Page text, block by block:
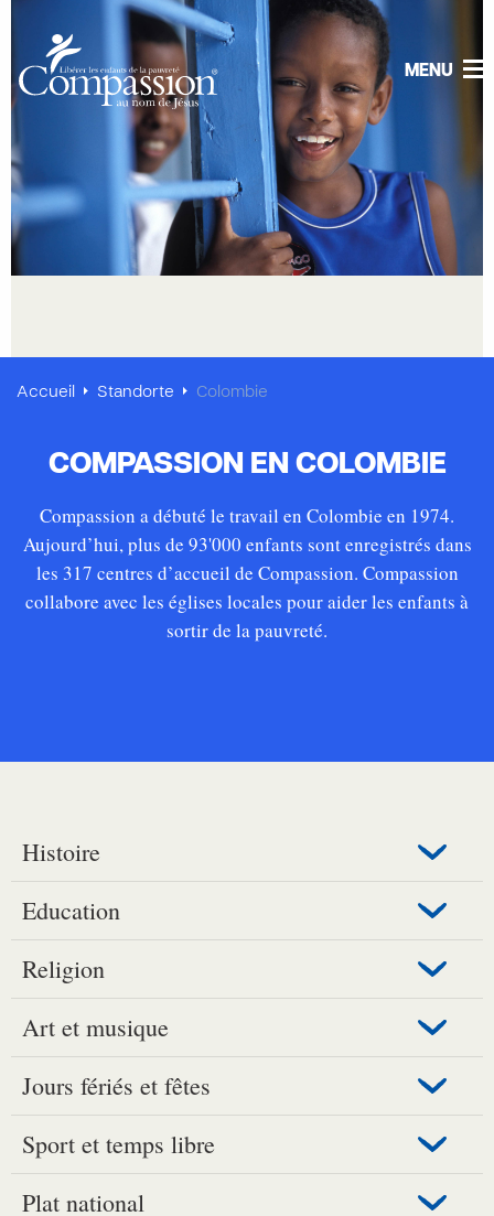
MENU
Accueil Standorte Colombie
COMPASSION EN COLOMBIE
Compassion a débuté le travail en Colombie en 1974.
Aujourd’hui, plus de 93'000 enfants sont enregistrés dans
les 317 centres d’accueil de Compassion. Compassion
collabore avec les églises locales pour aider les enfants à
sortir de la pauvreté.
Histoire
Education
Religion
Art et musique
Jours fériés et fêtes
Sport et temps libre
Plat national